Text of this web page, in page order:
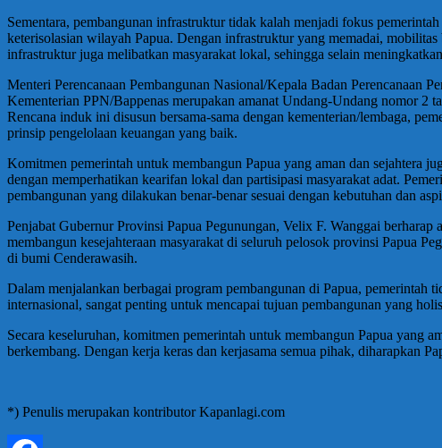
Sementara, pembangunan infrastruktur tidak kalah menjadi fokus
keterisolasian wilayah Papua. Dengan infrastruktur yang memadai,
infrastruktur juga melibatkan masyarakat lokal, sehingga selain
Menteri Perencanaan Pembangunan Nasional/Kepala Badan Perencanaan
Kementerian PPN/Bappenas merupakan amanat Undang-Undang nomor 2
Rencana induk ini disusun bersama-sama dengan kementerian/lembaga,
prinsip pengelolaan keuangan yang baik.
Komitmen pemerintah untuk membangun Papua yang aman dan sejahtera
dengan memperhatikan kearifan lokal dan partisipasi masyarakat adat.
pembangunan yang dilakukan benar-benar sesuai dengan kebutuhan dan
Penjabat Gubernur Provinsi Papua Pegunungan, Velix F. Wanggai
membangun kesejahteraan masyarakat di seluruh pelosok provinsi Papua
di bumi Cenderawasih.
Dalam menjalankan berbagai program pembangunan di Papua, pemerintah
internasional, sangat penting untuk mencapai tujuan pembangunan yang
Secara keseluruhan, komitmen pemerintah untuk membangun Papua yang
berkembang. Dengan kerja keras dan kerjasama semua pihak, diharapkan
*) Penulis merupakan kontributor Kapanlagi.com